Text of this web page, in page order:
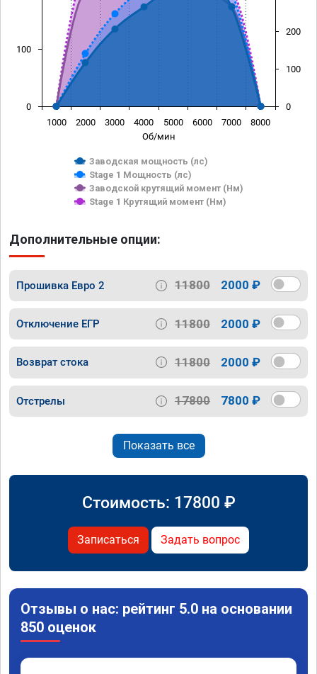
Об/мин
Заводская мощность (лс)
Stage 1 Мощность (лс)
Заводской крутящий момент (Нм)
Stage 1 Крутящий момент (Нм)
1000 2000 3000 4000 5000 6000 7000 8000
0
100
0
100
200
Дополнительные опции:
Прошивка Евро 2 11800 2000 ₽
Отключение ЕГР 11800 2000 ₽
Возврат стока 11800 2000 ₽
Отстрелы 17800 7800 ₽
Показать все
Стоимость: 17800 ₽
Записаться Задать вопрос
Отзывы о нас: рейтинг 5.0 на основании
850 оценок